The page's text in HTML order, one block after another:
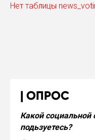
Нет таблицы
ОПРОС
Какой
подьзуетесь?